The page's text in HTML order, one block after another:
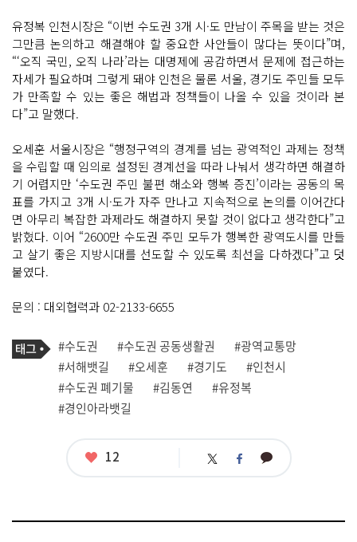
유정복 인천시장은 “이번 수도권 3개 시·도 만남이 주목을 받는 것은
그만큼 논의하고 해결해야 할 중요한 사안들이 많다는 뜻이다”며,
“‘오직 국민, 오직 나라’라는 대명제에 공감하면서 문제에 접근하는
자세가 필요하며 그렇게 돼야 인천은 물론 서울, 경기도 주민들 모두
가 만족할 수 있는 좋은 해법과 정책들이 나올 수 있을 것이라 본
다”고 말했다.
오세훈 서울시장은 “행정구역의 경계를 넘는 광역적인 과제는 정책
을 수립할 때 임의로 설정된 경계선을 따라 나눠서 생각하면 해결하
기 어렵지만 ‘수도권 주민 불편 해소와 행복 증진’이라는 공동의 목
표를 가지고 3개 시·도가 자주 만나고 지속적으로 논의를 이어간다
면 아무리 복잡한 과제라도 해결하지 못할 것이 없다고 생각한다”고
밝혔다. 이어 “2600만 수도권 주민 모두가 행복한 광역도시를 만들
고 살기 좋은 지방시대를 선도할 수 있도록 최선을 다하겠다”고 덧
붙였다.
문의 : 대외협력과 02-2133-6655
기
사
관
련
태
그
태
그
#수도권 #수도권 공동생활권
#광역교통망
#서해뱃길
#오세훈 #경기도
#인천시
#수도권 폐기물
#김동연
#유정복
#경인아라뱃길
좋
12 트 페 카